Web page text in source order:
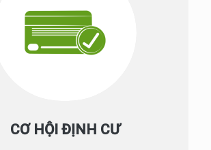
CƠ HỘI ĐỊNH CƯ